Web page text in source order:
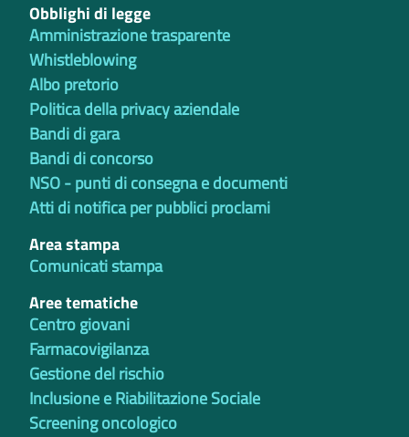
Obblighi di legge
Amministrazione trasparente
Whistleblowing
Albo pretorio
Politica della privacy aziendale
Bandi di gara
Bandi di concorso
NSO - punti di consegna e documenti
Atti di notifica per pubblici proclami
Area stampa
Comunicati stampa
Aree tematiche
Centro giovani
Farmacovigilanza
Gestione del rischio
Inclusione e Riabilitazione Sociale
Screening oncologico